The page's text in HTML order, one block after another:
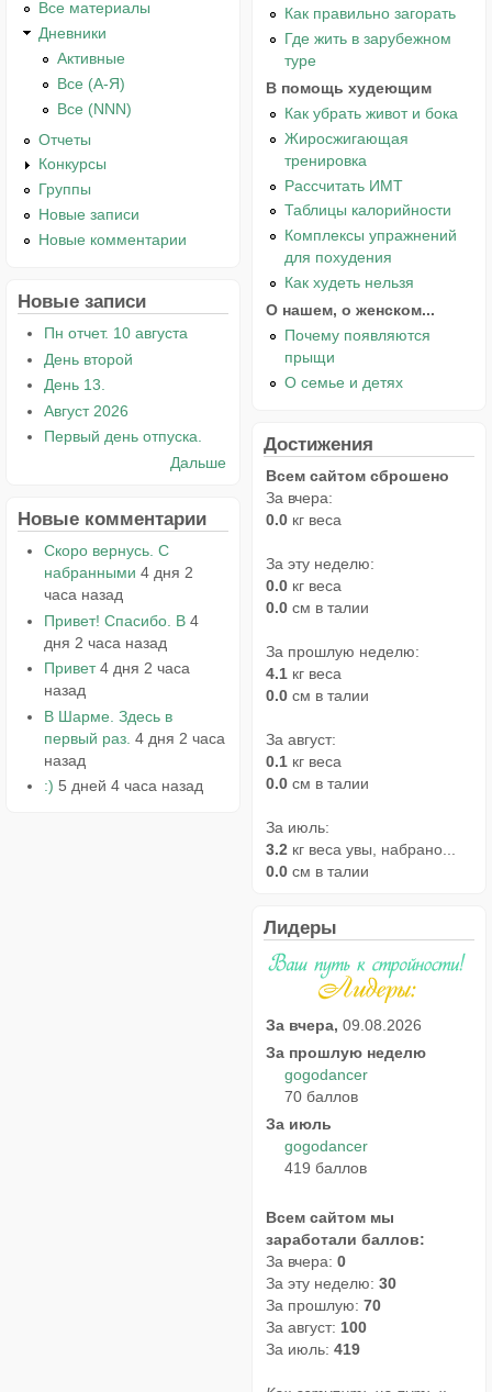
Все материалы
Дневники
Активные
Все (А-Я)
Все (NNN)
Отчеты
Конкурсы
Группы
Новые записи
Новые комментарии
Новые записи
Пн отчет. 10 августа
День второй
День 13.
Август 2026
Первый день отпуска.
Дальше
Новые комментарии
Скоро вернусь. С
набранными 4 дня 2
часа назад
Привет! Спасибо. В 4
дня 2 часа назад
Привет 4 дня 2 часа
назад
В Шарме. Здесь в
первый раз. 4 дня 2 часа
назад
:) 5 дней 4 часа назад
Как правильно загорать
Где жить в зарубежном
туре
В помощь худеющим
Как убрать живот и бока
Жиросжигающая
тренировка
Рассчитать ИМТ
Таблицы калорийности
Комплексы упражнений
для похудения
Как худеть нельзя
О нашем, о женском...
Почему появляются
прыщи
О семье и детях
Достижения
Всем сайтом сброшено
За вчера:
0.0 кг веса
За эту неделю:
0.0 кг веса
0.0 см в талии
За прошлую неделю:
4.1 кг веса
0.0 см в талии
За август:
0.1 кг веса
0.0 см в талии
За июль:
3.2 кг веса увы, набрано...
0.0 см в талии
Лидеры
За вчера, 09.08.2026
За прошлую неделю
gogodancer
70 баллов
За июль
gogodancer
419 баллов
Всем сайтом мы
заработали баллов:
За вчера: 0
За эту неделю: 30
За прошлую: 70
За август: 100
За июль: 419